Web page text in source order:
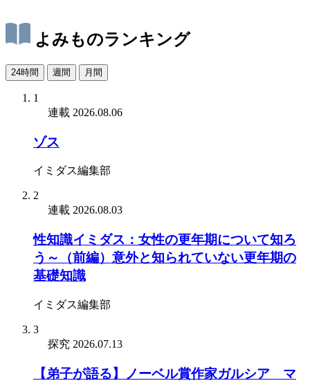
よみものランキング
24時間 週間 月間
1
連載 2026.08.06
ゾス
イミダス編集部
2
連載 2026.08.03
性知識イミダス：女性の更年期について知ろ
う～（前編）意外と知られていない更年期の
基礎知識
イミダス編集部
3
探究 2026.07.13
【弟子が語る】ノーベル賞作家ガルシア゠マ